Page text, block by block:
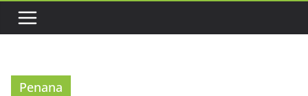
Penana